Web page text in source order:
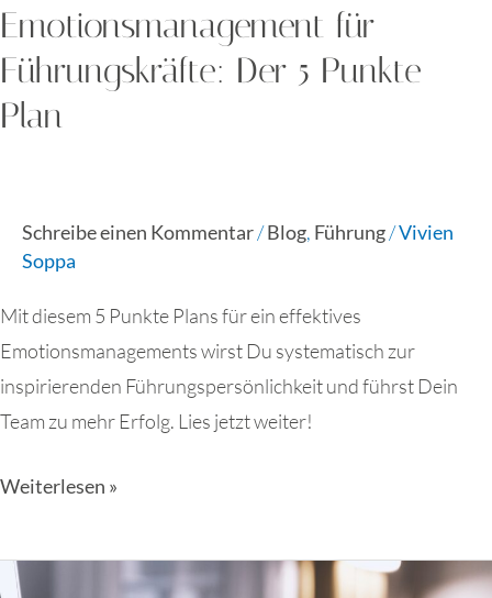
Emotionsmanagement für
Führungskräfte: Der 5 Punkte
Plan
Schreibe einen Kommentar/Blog, Führung/Vivien
Soppa
Mit diesem 5 Punkte Plans für ein effektives
Emotionsmanagements wirst Du systematisch zur
inspirierenden Führungspersönlichkeit und führst Dein
Team zu mehr Erfolg. Lies jetzt weiter!
Weiterlesen »
Zeitmanagement